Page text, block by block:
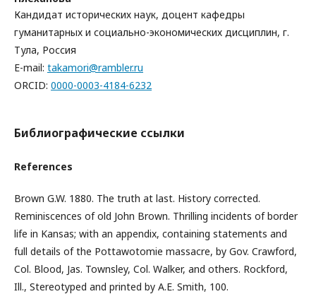
Кандидат исторических наук, доцент кафедры
гуманитарных и социально-экономических дисциплин, г.
Тула, Россия
E-mail: takamori@rambler.ru
ORCID: 0000-0003-4184-6232
Библиографические ссылки
References
Brown G.W. 1880. The truth at last. History corrected.
Reminiscences of old John Brown. Thrilling incidents of border
life in Kansas; with an appendix, containing statements and
full details of the Pottawotomie massacre, by Gov. Crawford,
Col. Blood, Jas. Townsley, Col. Walker, and others. Rockford,
Ill., Stereotyped and printed by A.E. Smith, 100.